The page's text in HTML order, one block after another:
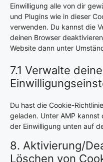
Einwilligung alle von dir
und Plugins wie in dieser
verwenden. Du kannst die
deinen Browser
Website dann unter
7.1 Verwalte deine
Du hast die Cookie-
geladen. Unter AMP
der Einwilligung unten auf
8. Aktivierung/
Löschen von